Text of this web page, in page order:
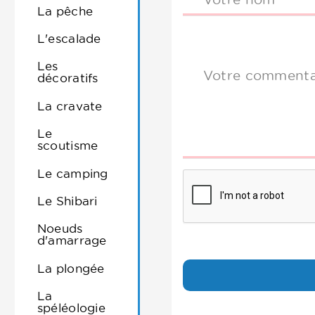
La pêche
L'escalade
Les
décoratifs
La cravate
Le
scoutisme
Le camping
Le Shibari
Noeuds
d'amarrage
La plongée
La
spéléologie
Votre